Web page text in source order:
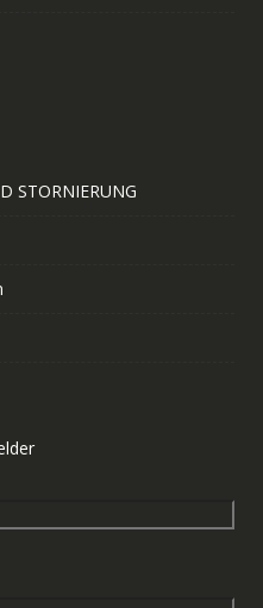
STORNIERUNG